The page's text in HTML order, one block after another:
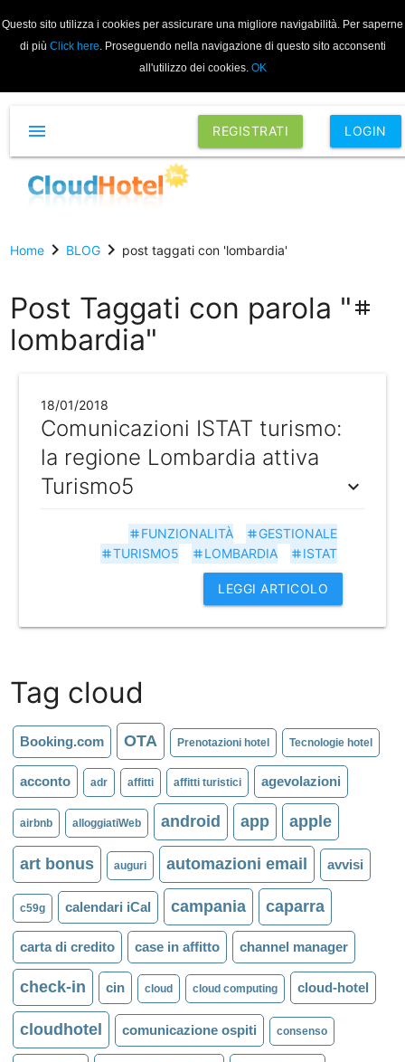
Questo sito utilizza i cookies per assicurare una migliore navigabilità. Per saperne
di più Click here. Proseguendo nella navigazione di questo sito acconsenti
all'utilizzo dei cookies. OK
REGISTRATI LOGIN
menu
Homechevron_right BLOGchevron_right post taggati con 'lombardia'
Post Taggati con parola " tag
lombardia"
18/01/2018
Comunicazioni ISTAT turismo:
la regione Lombardia attiva
Turismo5
expand_more
tag GESTIONALE
tag FUNZIONALITÀ
tag ISTAT
tag LOMBARDIA
tagTURISMO5
LEGGI ARTICOLO
Tag cloud
Booking.com OTA Prenotazioni hotel Tecnologie hotel
acconto adr affitti affitti turistici agevolazioni
airbnb alloggiatiWeb android app apple
art bonus auguri automazioni email avvisi
c59g calendari iCal campania caparra
carta di credito case in affitto channel manager
check-in cin cloud cloud computing cloud-hotel
cloudhotel comunicazione ospiti consenso